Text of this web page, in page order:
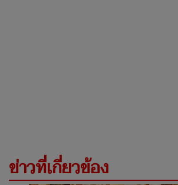
ข่าวที่เกี่ยวข้อง